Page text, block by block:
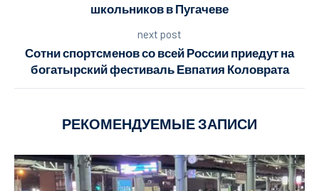
школьников в Пугачеве
next post
Сотни спортсменов со всей России приедут на
богатырский фестиваль Евпатия Коловрата
РЕКОМЕНДУЕМЫЕ ЗАПИСИ